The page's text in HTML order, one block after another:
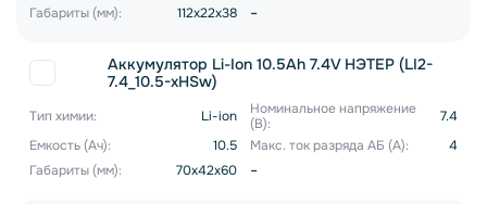
Габариты (мм):
112x22x38 -
Аккумулятор Li-Ion 10.5Ah 7.4V НЭТЕР (LI2-
7.4_10.5-xHSw)
Тип химии: Li-ion
Номинальное напряжение
(В):
7.4
Емкость (Ач):
10.5 Макс. ток разряда АБ (А):
4
Габариты (мм):
70x42x60 -